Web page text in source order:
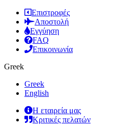
Επιστροφές
Αποστολή
Εγγύηση
FAQ
Επικοινωνία
Greek
Greek
English
Η εταιρεία μας
Κριτικές πελατών